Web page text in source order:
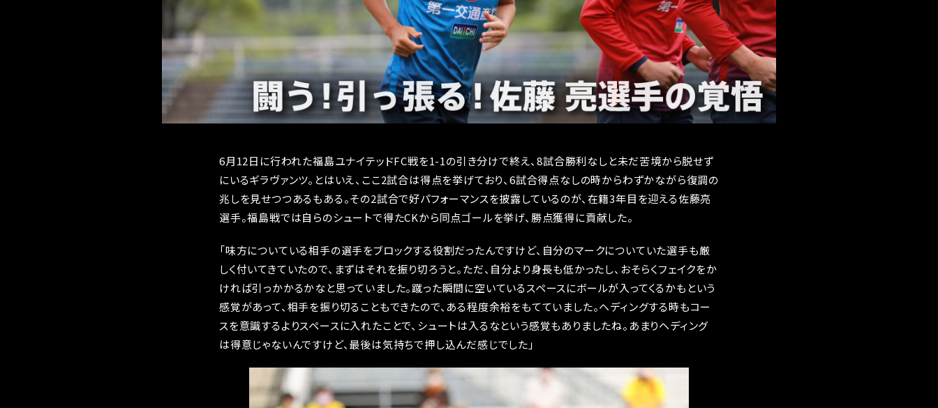
6月12日に行われた福島ユナイテッドFC戦を1-1の引き分けで終え、8試合勝利なしと未だ苦境から脱せず
にいるギラヴァンツ。とはいえ、ここ2試合は得点を挙げており、6試合得点なしの時からわずかながら復調の
兆しを見せつつあるもある。その2試合で好パフォーマンスを披露しているのが、在籍3年目を迎える佐藤亮
選手。福島戦では自らのシュートで得たCKから同点ゴールを挙げ、勝点獲得に貢献した。
「味方についている相手の選手をブロックする役割だったんですけど、自分のマークについていた選手も厳
しく付いてきていたので、まずはそれを振り切ろうと。ただ、自分より身長も低かったし、おそらくフェイクをか
ければ引っかかるかなと思っていました。蹴った瞬間に空いているスペースにボールが入ってくるかもという
感覚があって、相手を振り切ることもできたので、ある程度余裕をもてていました。ヘディングする時もコー
スを意識するよりスペースに入れたことで、シュートは入るなという感覚もありましたね。あまりヘディング
は得意じゃないんですけど、最後は気持ちで押し込んだ感じでした」